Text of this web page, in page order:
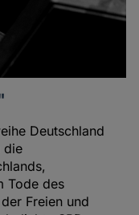
Deutschland
die
Tode des
Freien und